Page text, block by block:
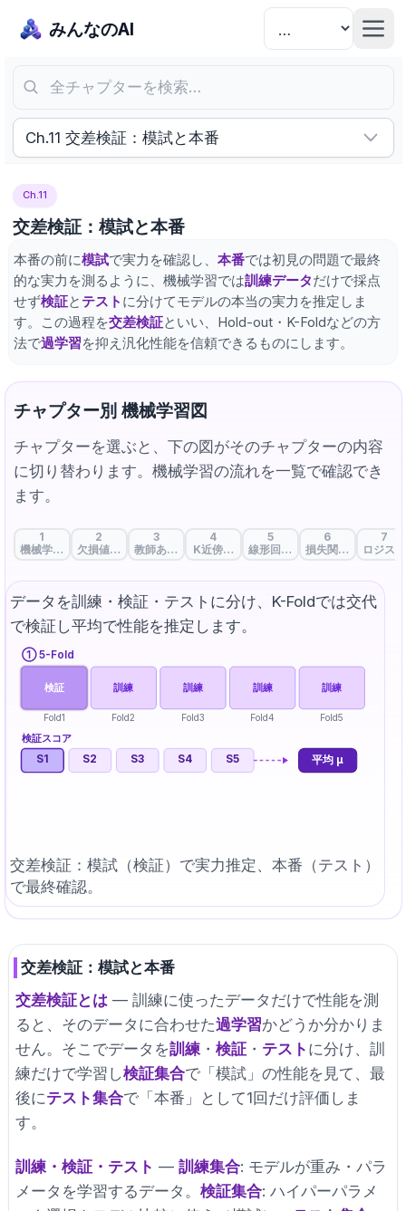
みんなのAI
全チャプターを検索…
Ch.11 交差検証：模試と本番
Ch.11
交差検証：模試と本番
本番の前に模試で実力を確認し、 本番では初見の問題で最終
的な実力を測るように、機械学習では訓練データだけで採点
せず検証と テスト に分けてモデルの本当の実力を推定しま
す。この過程を交差検証といい、Hold-out・K-Foldなどの方
法で過学習を抑え汎化性能を信頼できるものにします。
チャプター別 機械学習図
チャプターを選ぶと、下の図がそのチャプターの内容
に切り替わります。機械学習の流れを一覧で確認でき
ます。
1
機械学習の出発点: データと特徴量
2
欠損値処理: データの空白を埋める戦略
3
教師あり・教師なし・自己教師あり学習
4
K近傍法: 類は友を呼ぶ
5
線形回帰：データの流れを貫く
6
損失関数: 正解と予
7
ロジス
データを訓練・検証・テストに分け、K-Foldでは交代
で検証し平均で性能を推定します。
① 5-Fold
検証
Fold1
訓練
Fold2
訓練
Fold3
訓練
Fold4
訓練
Fold5
検証スコア
S1 S2 S3 S4 S5 平均 μ
交差検証：模試（検証）で実力推定、本番（テスト）
で最終確認。
交差検証：模試と本番
交差検証とは — 訓練に使ったデータだけで性能を測
ると、そのデータに合わせた過学習かどうか分かりま
せん。そこでデータを訓練・ 検証・ テスト に分け、訓
練だけで学習し検証集合で「模試」の性能を見て、最
後にテスト集合で「本番」として1回だけ評価しま
す。
訓練・検証・テスト — 訓練集合: モデルが重み・パラ
メータを学習するデータ。 検証集合: ハイパーパラメ